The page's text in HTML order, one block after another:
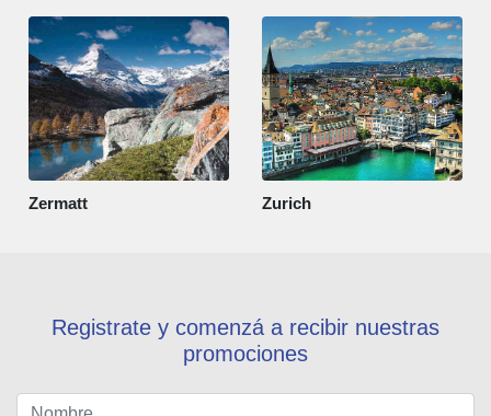
Zermatt Zurich
Registrate y comenzá a recibir nuestras
promociones